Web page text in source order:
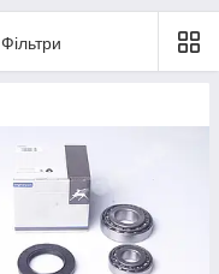
Фільтри